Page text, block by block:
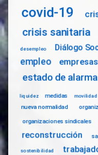
covid-19
crisis sanitaria
desempleo Diálogo
empleo empresas
estado de alarma
liquidez medidas movilidad
nueva normalidad
organizaciones sindicales
reconstrucción
sostenibilidad